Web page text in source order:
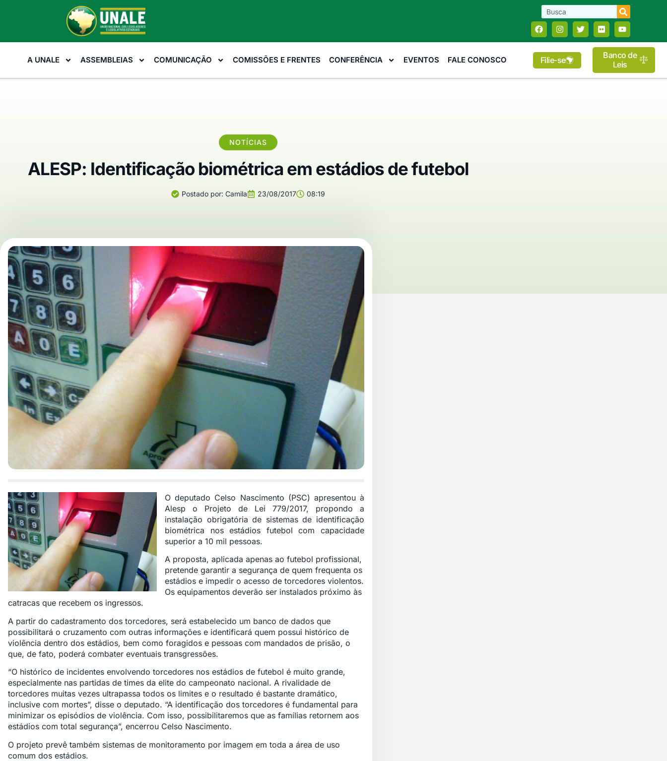
A UNALE ASSEMBLEIAS COMUNICAÇÃO COMISSÕES E FRENTES CONFERÊNCIA EVENTOS FALE CONOSCO Filie-se
Banco de
Leis
NOTÍCIAS
ALESP: Identificação biométrica em estádios de futebol
Postado por: Camila 23/08/2017 08:19
O deputado Celso Nascimento (PSC) apresentou à
Alesp o Projeto de Lei 779/2017, propondo a
instalação obrigatória de sistemas de identificação
biométrica nos estádios futebol com capacidade
superior a 10 mil pessoas.
A proposta, aplicada apenas ao futebol profissional,
pretende garantir a segurança de quem frequenta os
estádios e impedir o acesso de torcedores violentos.
Os equipamentos deverão ser instalados próximo às
catracas que recebem os ingressos.
A partir do cadastramento dos torcedores, será estabelecido um banco de dados que
possibilitará o cruzamento com outras informações e identificará quem possui histórico de
violência dentro dos estádios, bem como foragidos e pessoas com mandados de prisão, o
que, de fato, poderá combater eventuais transgressões.
“O histórico de incidentes envolvendo torcedores nos estádios de futebol é muito grande,
especialmente nas partidas de times da elite do campeonato nacional. A rivalidade de
torcedores muitas vezes ultrapassa todos os limites e o resultado é bastante dramático,
inclusive com mortes”, disse o deputado. “A identificação dos torcedores é fundamental para
minimizar os episódios de violência. Com isso, possibilitaremos que as famílias retornem aos
estádios com total segurança”, encerrou Celso Nascimento.
O projeto prevê também sistemas de monitoramento por imagem em toda a área de uso
comum dos estádios.